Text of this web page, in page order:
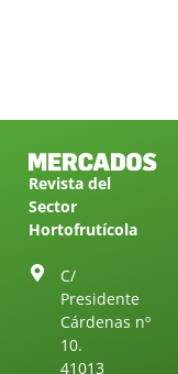
Revista del
Sector
Hortofrutícola
C/
Presidente
Cárdenas nº
10.
41013